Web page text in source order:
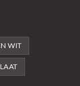
WIT